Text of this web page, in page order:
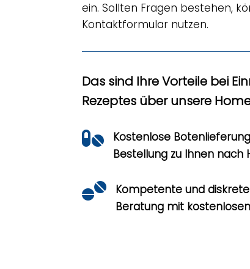
ein. Sollten Fragen bestehen,
Kontaktformular nutzen.
Das sind Ihre Vorteile bei
Rezeptes über unsere

Kostenlose
Bestellung zu Ihnen nach

Kompetente und
Beratung mit